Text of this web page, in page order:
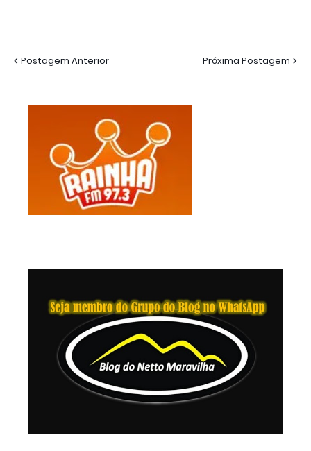
Postagem Anterior Próxima Postagem